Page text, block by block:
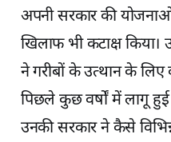
अपनी सरकार की
खिलाफ भी कटाक्ष किया।
ने गरीबों के उत्थान के
पिछले कुछ वर्षों में लागू हुई
उनकी सरकार ने कैसे